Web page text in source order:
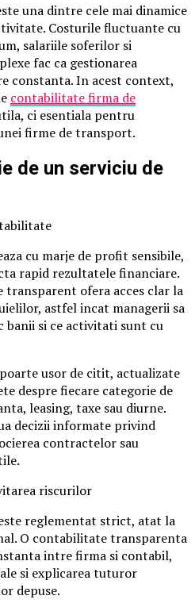
una dintre cele mai dinamice
Costurile fluctuante cu
salariile soferilor si
fac ca gestionarea
constanta. In acest context,
contabilitate firma de
ci esentiala pentru
firme de transport.
de un serviciu de
cu marje de profit sensibile,
rapid rezultatele financiare.
ofera acces clar la
astfel incat managerii sa
banii si ce activitati sunt cu
usor de citit, actualizate
despre fiecare categorie de
leasing, taxe sau diurne.
decizii informate privind
contractelor sau
riscurilor
reglementat strict, atat la
O contabilitate transparenta
intre firma si contabil,
si explicarea tuturor
depuse.